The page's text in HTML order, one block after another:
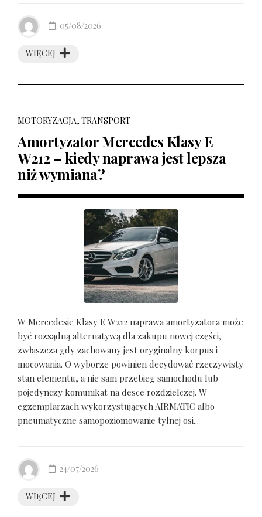
WIĘCEJ
05/08/2026
MOTORYZACJA, TRANSPORT
Amortyzator Mercedes Klasy E
W212 – kiedy naprawa jest lepsza
niż wymiana?
W Mercedesie Klasy E W212 naprawa amortyzatora może
być rozsądną alternatywą dla zakupu nowej części,
zwłaszcza gdy zachowany jest oryginalny korpus i
mocowania. O wyborze powinien decydować rzeczywisty
stan elementu, a nie sam przebieg samochodu lub
pojedynczy komunikat na desce rozdzielczej. W
egzemplarzach wykorzystujących AIRMATIC albo
pneumatyczne samopoziomowanie tylnej osi...
WIĘCEJ
24/07/2026